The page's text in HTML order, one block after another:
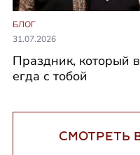
БЛОГ
31.07.2026
Праздник, который
егда с тобой
СМОТРЕТЬ